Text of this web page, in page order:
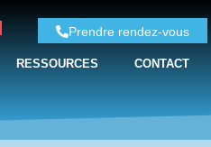
Prendre rendez-vous
RESSOURCES CONTACT